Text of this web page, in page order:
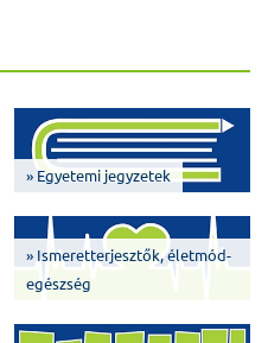
» Egyetemi jegyzetek
» Ismeretterjesztők, életmód-
egészség